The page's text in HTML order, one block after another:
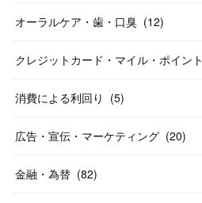
オーラルケア・歯・口臭 (12)
クレジットカード・マイル・ポイント
消費による利回り (5)
広告・宣伝・マーケティング (20)
金融・為替 (82)